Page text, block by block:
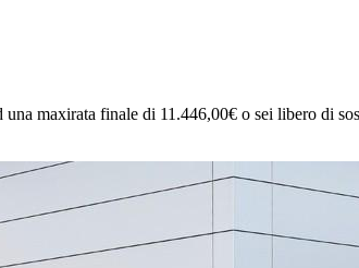
una maxirata finale di 11.446,00€ o sei libero di